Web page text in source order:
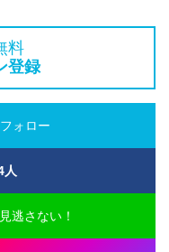
料
登録
ォロー
人
逃さない！